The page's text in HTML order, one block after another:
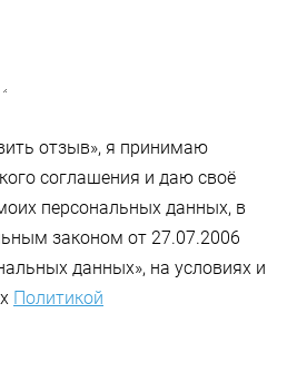
отзыв», я принимаю
соглашения и даю своё
персональных данных, в
законом от 27.07.2006
данных», на условиях и
Политикой